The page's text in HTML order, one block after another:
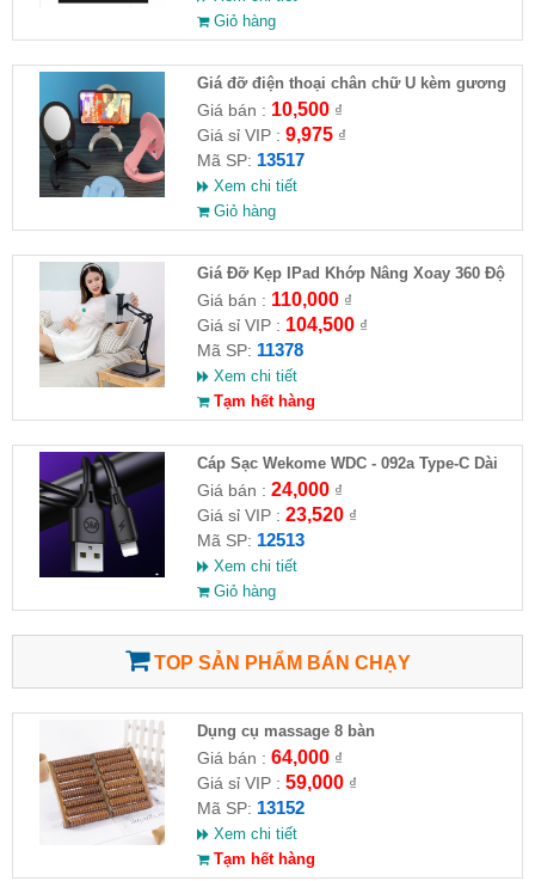
Giỏ hàng
Giá đỡ điện thoại chân chữ U kèm gương
Giá bán : 10,500₫
Giá sỉ VIP : 9,975₫
Mã SP: 13517
Xem chi tiết
Giỏ hàng
Giá Đỡ Kẹp IPad Khớp Nâng Xoay 360 Độ
Đa Năng( HĐ )
Giá bán : 110,000₫
Giá sỉ VIP : 104,500₫
Mã SP: 11378
Xem chi tiết
Tạm hết hàng
Cáp Sạc Wekome WDC - 092a Type-C Dài
3M
Giá bán : 24,000₫
Giá sỉ VIP : 23,520₫
Mã SP: 12513
Xem chi tiết
Giỏ hàng
TOP SẢN PHẨM BÁN CHẠY
Dụng cụ massage 8 bàn
Giá bán : 64,000₫
Giá sỉ VIP : 59,000₫
Mã SP: 13152
Xem chi tiết
Tạm hết hàng